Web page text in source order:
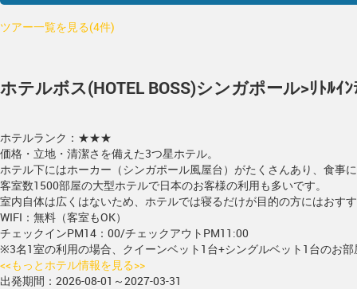
ツアー一覧を見る(4件)
ホテルボス(HOTEL BOSS)シンガポール>ﾘﾄﾙｲﾝ
ホテルランク：★★★
価格・立地・清潔さを備えた3つ星ホテル。
ホテル下にはホーカー（シンガポール風屋台）がたくさんあり、食事
客室数1500部屋の大型ホテルで日本のお客様の利用も多いです。
室内自体は広くはないため、ホテルでは寝るだけが目的の方にはおす
WIFI：無料（客室もOK）
チェックインPM14：00/チェックアウトPM11:00
※3名1室の利用の場合、クイーンベット1台+シングルベット1台のお
<<もっとホテル情報を見る>>
出発期間：2026-08-01～2027-03-31